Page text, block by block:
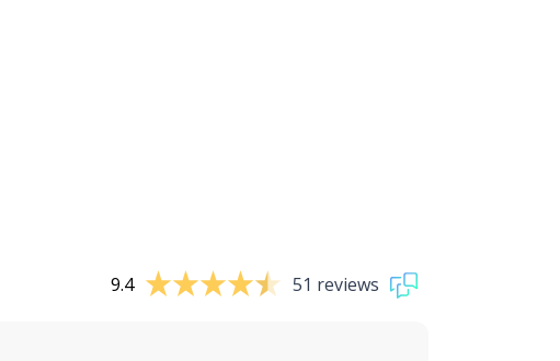
9.4 51 reviews